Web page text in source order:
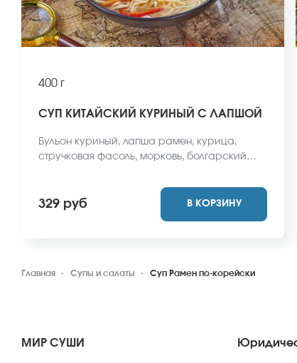
400 г
СУП КИТАЙСКИЙ КУРИНЫЙ С ЛАПШОЙ
Бульон куриный, лапша рамен, курица,
стручковая фасоль, морковь, болгарский
*Внешний вид блюда может отличаться от
фото на сайте.
329 руб В КОРЗИНУ
Главная Супы и салаты Суп Рамен по-корейски
МИР СУШИ